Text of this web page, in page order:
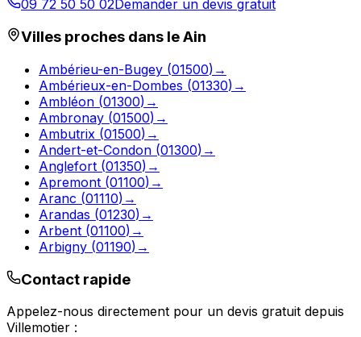
09 72 50 50 02Demander un devis gratuit
Villes proches dans leAin
Ambérieu-en-Bugey (01500) →
Ambérieux-en-Dombes (01330) →
Ambléon (01300) →
Ambronay (01500) →
Ambutrix (01500) →
Andert-et-Condon (01300) →
Anglefort (01350) →
Apremont (01100) →
Aranc (01110) →
Arandas (01230) →
Arbent (01100) →
Arbigny (01190) →
Contact rapide
Appelez-nous directement pour un devis gratuit depuis
Villemotier :